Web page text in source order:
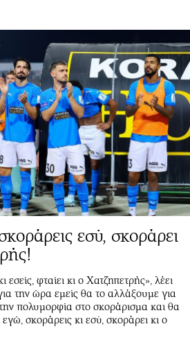
εσύ, σκοράρει
εσείς, φταίει κι ο Χατζηπετρής», λέει
την ώρα εμείς θα το αλλάξουμε για
πολυμορφία στο σκοράρισμα και θα
σκοράρεις κι εσύ, σκοράρει κι ο